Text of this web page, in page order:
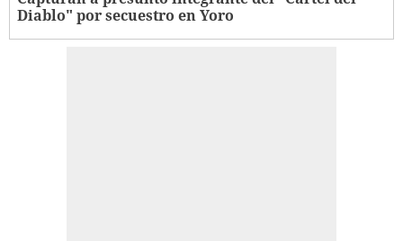
Diablo" por secuestro en Yoro